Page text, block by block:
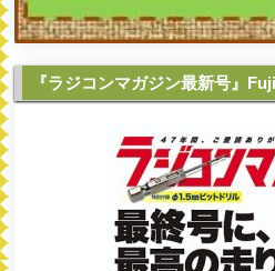
『ラジコンマガジン最新号』